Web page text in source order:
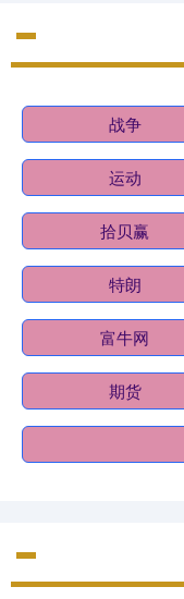
战争
运动
拾贝赢
特朗
富牛网
期货